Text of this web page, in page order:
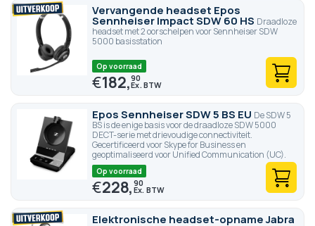
Vervangende headset Epos
Sennheiser Impact SDW 60 HS Draadloze
headset met 2 oorschelpen voor Sennheiser SDW
5000 basisstation
Op voorraad
€182,90
Epos Sennheiser SDW 5 BS EU De SDW 5
BS is de enige basis voor de draadloze SDW 5000
DECT-serie met drievoudige connectiviteit.
Gecertificeerd voor Skype for Business en
geoptimaliseerd voor Unified Communication (UC).
Op voorraad
€228,90
Elektronische headset-opname Jabra